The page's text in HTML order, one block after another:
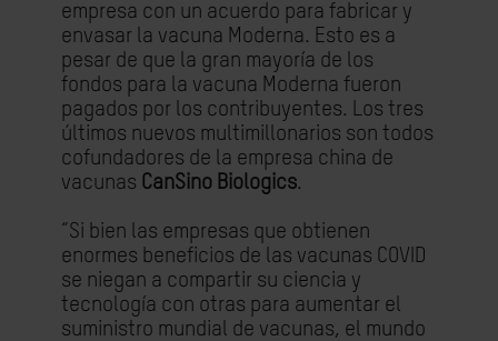
empresa con un acuerdo para fabricar y
envasar la vacuna Moderna. Esto es a
pesar de que la gran mayoría de los
fondos para la vacuna Moderna fueron
pagados por los contribuyentes. Los tres
últimos nuevos multimillonarios son todos
cofundadores de la empresa china de
vacunas CanSino Biologics.
“Si bien las empresas que obtienen
enormes beneficios de las vacunas COVID
se niegan a compartir su ciencia y
tecnología con otras para aumentar el
suministro mundial de vacunas, el mundo